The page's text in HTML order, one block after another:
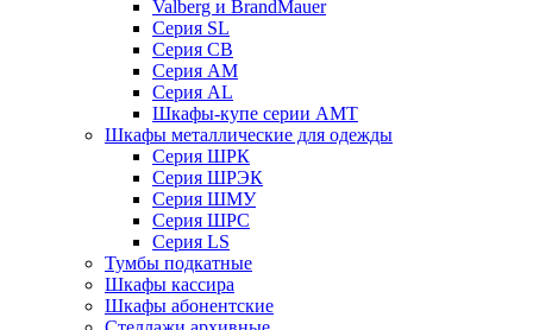
Valberg и BrandMauer
Cерия SL
Серия СВ
Серия АМ
Серия AL
Шкафы-купе серии AMT
Шкафы металлические для одежды
Серия ШРК
Серия ШРЭК
Серия ШМУ
Серия ШРС
Серия LS
Тумбы подкатные
Шкафы кассира
Шкафы абонентские